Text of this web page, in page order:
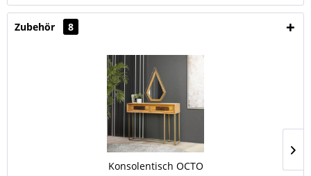
Zubehör 8
Konsolentisch OCTO